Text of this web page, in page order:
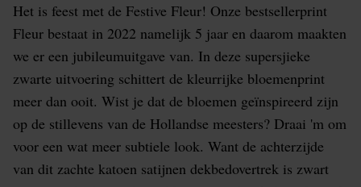
Het is feest met de Festive Fleur! Onze bestsellerprint
Fleur bestaat in 2022 namelijk 5 jaar en daarom maakten
we er een jubileumuitgave van. In deze supersjieke
zwarte uitvoering schittert de kleurrijke bloemenprint
meer dan ooit. Wist je dat de bloemen geïnspireerd zijn
op de stillevens van de Hollandse meesters? Draai 'm om
voor een wat meer subtiele look. Want de achterzijde
van dit zachte katoen satijnen dekbedovertrek is zwart